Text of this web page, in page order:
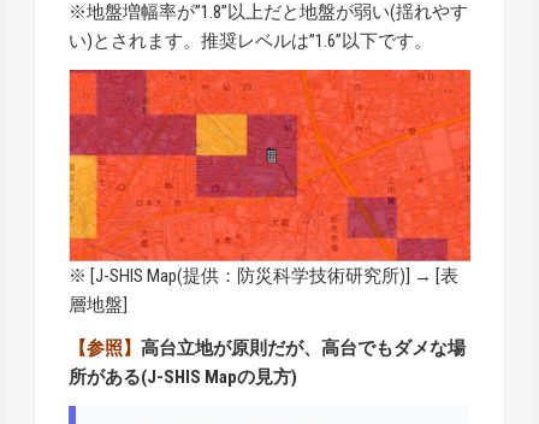
※地盤増幅率が”1.8”以上だと地盤が弱い(揺れやす
い)とされます。推奨レベルは”1.6”以下です。
※ [J-SHIS Map(提供：防災科学技術研究所)] → [表
層地盤]
【参照】高台立地が原則だが、高台でもダメな場
所がある(J-SHIS Mapの見方)